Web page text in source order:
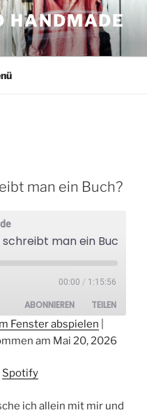
HANDMADE
man ein Buch?
man ein Buch?
00:00 / 1:15:56
ABONNIEREN TEILEN
Spotify
Fenster abspielen
am Mai 20, 2026
Spotify
ich allein mit mir und